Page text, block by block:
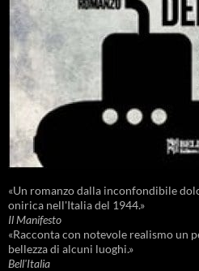
«Un romanzo dalla inconfondibile
onirica nell'Italia del 1944.»
Il Manifesto
«Racconta con notevole realismo un
bellezza di alcuni luoghi.»
Bell'Italia